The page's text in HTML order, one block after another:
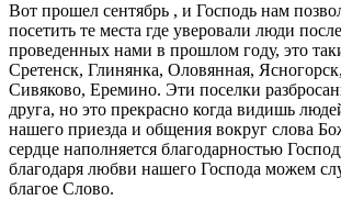
Вот прошел сентябрь , и Господь нам
посетить те места где уверовали люди
проведенных нами в прошлом году, это
Сретенск, Глинянка, Оловянная,
Сивяково, Еремино. Эти поселки
друга, но это прекрасно когда видишь
нашего приезда и общения вокруг слова
сердце наполняется благодарностью
благодаря любви нашего Господа можем
благое Слово.